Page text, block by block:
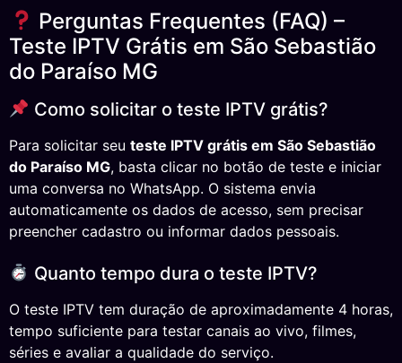
Perguntas Frequentes (FAQ) –
Teste IPTV Grátis em São Sebastião
do Paraíso MG
Como solicitar o teste IPTV grátis?
Para solicitar seu teste IPTV grátis em São Sebastião
do Paraíso MG, basta clicar no botão de teste e iniciar
uma conversa no WhatsApp. O sistema envia
automaticamente os dados de acesso, sem precisar
preencher cadastro ou informar dados pessoais.
Quanto tempo dura o teste IPTV?
O teste IPTV tem duração de aproximadamente 4 horas,
tempo suficiente para testar canais ao vivo, filmes,
séries e avaliar a qualidade do serviço.